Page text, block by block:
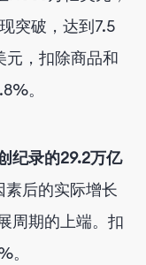
突破，达到7.5
元，扣除商品和
。
纪录的29.2万亿
后的实际增长
周期的上端。扣
。